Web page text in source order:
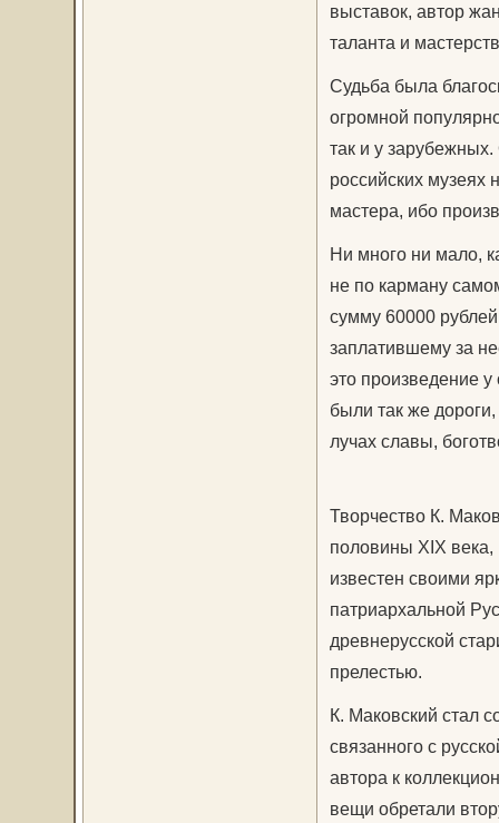
выставок, автор
таланта и
Судьба была
огромной
так и у
российских музеях
мастера, ибо
Ни много ни мало,
не по карману
сумму 60000
заплатившему за
это произведение у
были так же
лучах славы,
Творчество К.
половины XIX
известен своими
патриархальной
древнерусской
прелестью.
К. Маковский стал
связанного с
автора к
вещи обретали